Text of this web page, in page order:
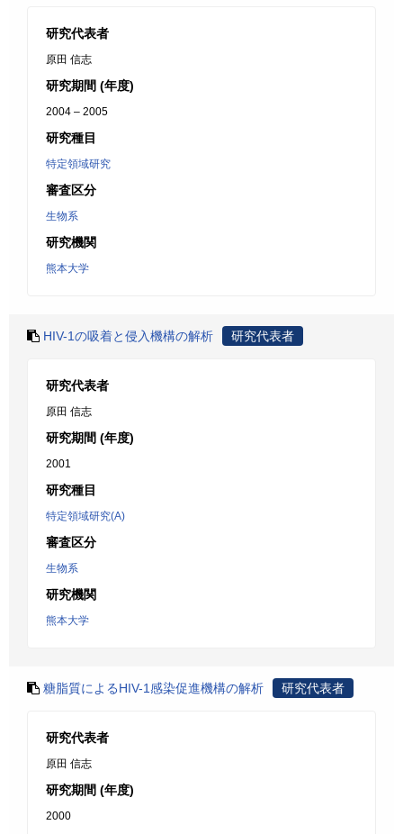
研究代表者
原田 信志
研究期間 (年度)
2004 – 2005
研究種目
特定領域研究
審査区分
生物系
研究機関
熊本大学
HIV-1の吸着と侵入機構の解析 研究代表者
研究代表者
原田 信志
研究期間 (年度)
2001
研究種目
特定領域研究(A)
審査区分
生物系
研究機関
熊本大学
糖脂質によるHIV-1感染促進機構の解析 研究代表者
研究代表者
原田 信志
研究期間 (年度)
2000